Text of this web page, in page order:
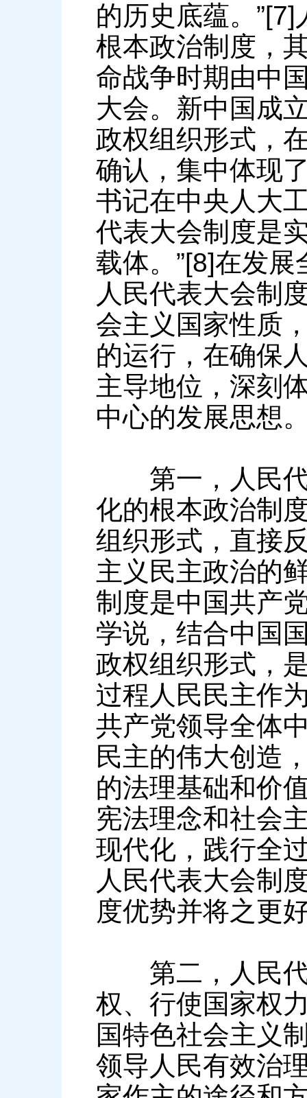
的历史底蕴。
根本政治制度，
命战争时期由中
大会。新中国成
政权组织形式，
确认，集中体现
书记在中央人大
代表大会制度是
载体。”[8]在发
人民代表大会制
会主义国家性质
的运行，在确保
主导地位，深刻
中心的发展思想
第一，人民代
化的根本政治制
组织形式，直接
主义民主政治的
制度是中国共产
学说，结合中国
政权组织形式，
过程人民民主作
共产党领导全体
民主的伟大创造
的法理基础和价
宪法理念和社会
现代化，践行全
人民代表大会制
度优势并将之更
第二，人民代
权、行使国家权
国特色社会主义
领导人民有效治